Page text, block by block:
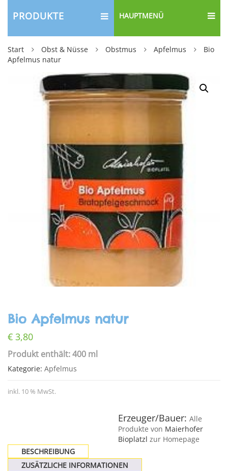
PRODUKTE HAUPTMENÜ
Start Obst & Nüsse Obstmus Apfelmus
Bio
Apfelmus natur
Bio Apfelmus natur
€ 3,80
Produkt enthält: 400 ml
Kategorie: Apfelmus
inkl. 10 % MwSt.
Erzeuger/Bauer:Alle
Produkte von Maierhofer
Bioplatzlzur Homepage
BESCHREIBUNG
ZUSÄTZLICHE INFORMATIONEN